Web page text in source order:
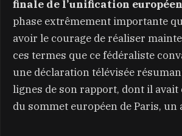
finale de l’unification
phase extrêmement importante
avoir le courage de réaliser
ces termes que ce fédéraliste
une déclaration télévisée
lignes de son rapport, dont il avait
du sommet européen de Paris, un